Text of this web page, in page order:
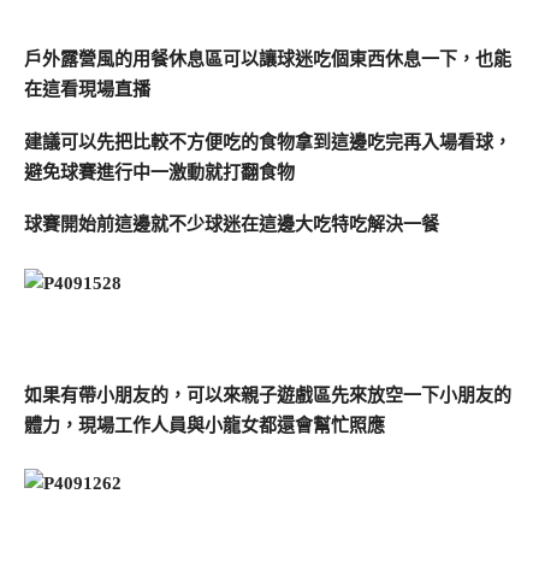
戶外露營風的用餐休息區可以讓球迷吃個東西休息一下，也能
在這看現場直播
建議可以先把比較不方便吃的食物拿到這邊吃完再入場看球，
避免球賽進行中一激動就打翻食物
球賽開始前這邊就不少球迷在這邊大吃特吃解決一餐
如果有帶小朋友的，可以來親子遊戲區先來放空一下小朋友的
體力，現場工作人員與小龍女都還會幫忙照應